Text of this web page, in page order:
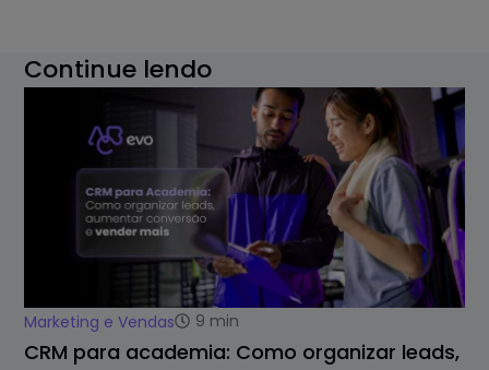
Continue lendo
Marketing e Vendas 9 min
CRM para academia: Como organizar leads,